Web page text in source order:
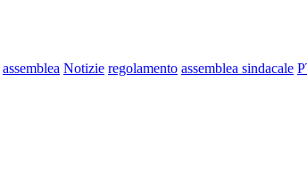
assemblea Notizie regolamento assemblea sindacale